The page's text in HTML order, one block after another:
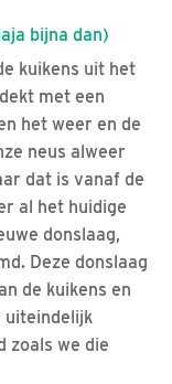
bijna dan)
kuikens uit het
met een
het weer en de
neus alweer
dat is vanaf de
al het huidige
donslaag,
Deze donslaag
de kuikens en
uiteindelijk
zoals we die